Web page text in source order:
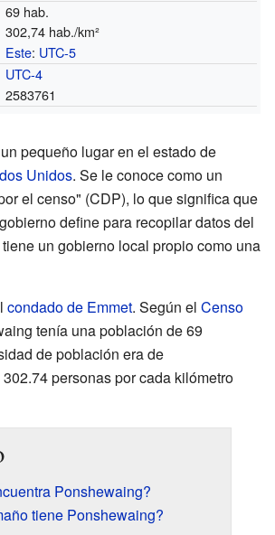
69 hab.
302,74 hab./km²
Este: UTC-5
UTC-4
2583761
pequeño lugar en el estado de
Unidos. Se le conoce como un
el censo" (CDP), lo que significa que
define para recopilar datos del
un gobierno local propio como una
condado de Emmet. Según el Censo
tenía una población de 69
de población era de
personas por cada kilómetro
Ponshewaing?
tiene Ponshewaing?